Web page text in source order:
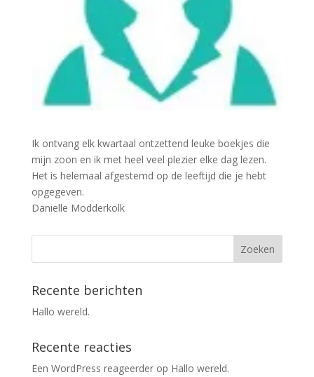
Ik ontvang elk kwartaal ontzettend leuke boekjes die
mijn zoon en ik met heel veel plezier elke dag lezen.
Het is helemaal afgestemd op de leeftijd die je hebt
opgegeven.
Danielle Modderkolk
Recente berichten
Hallo wereld.
Recente reacties
Een WordPress reageerderop Hallo wereld.